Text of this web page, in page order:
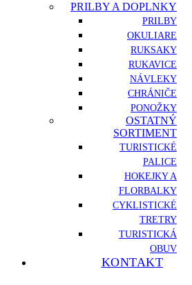
PRILBY A DOPLNKY
PRILBY
OKULIARE
RUKSAKY
RUKAVICE
NÁVLEKY
CHRÁNIČE
PONOŽKY
OSTATNÝ
SORTIMENT
TURISTICKÉ
PALICE
HOKEJKY A
FLORBALKY
CYKLISTICKÉ
TRETRY
TURISTICKÁ
OBUV
KONTAKT